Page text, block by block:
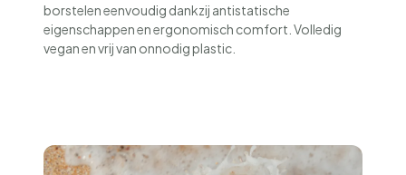
borstelen eenvoudig dankzij antistatische
eigenschappen en ergonomisch comfort. Volledig
vegan en vrij van onnodig plastic.